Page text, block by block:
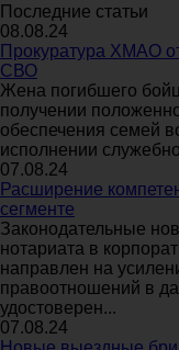
Последние статьи
08.08.24
Прокуратура ХМАО
СВО
Жена погибшего
получении
обеспечения семей
исполнении
07.08.24
Расширение
сегменте
Законодательные
нотариата в
направлен на
правоотношений в
удостоверен...
07.08.24